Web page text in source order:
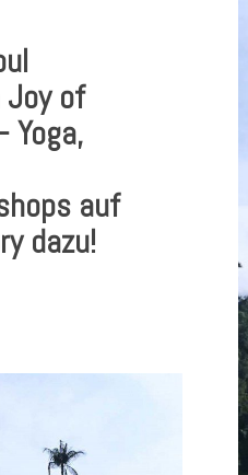
Joy of
Yoga,
auf
dazu!